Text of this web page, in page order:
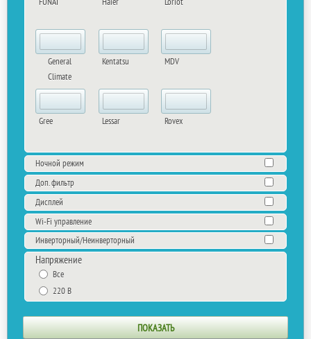
FUNAI
General
Climate
Gree
Haier
Kentatsu
Lessar
Loriot
MDV
Rovex
Ночной режим
Доп. фильтр
Дисплей
Wi-Fi управление
Инверторный/Неинверторный
Напряжение
Все
220 В